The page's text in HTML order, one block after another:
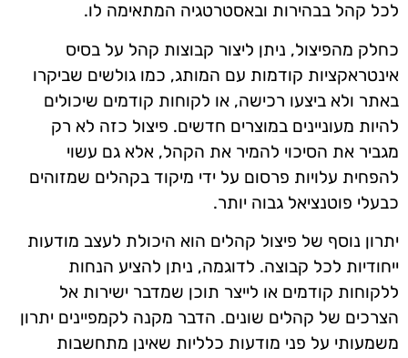
לכל קהל בבהירות ובאסטרטגיה המתאימה לו.
כחלק מהפיצול, ניתן ליצור קבוצות קהל על בסיס
אינטראקציות קודמות עם המותג, כמו גולשים שביקרו
באתר ולא ביצעו רכישה, או לקוחות קודמים שיכולים
להיות מעוניינים במוצרים חדשים. פיצול כזה לא רק
מגביר את הסיכוי להמיר את הקהל, אלא גם עשוי
להפחית עלויות פרסום על ידי מיקוד בקהלים שמזוהים
כבעלי פוטנציאל גבוה יותר.
יתרון נוסף של פיצול קהלים הוא היכולת לעצב מודעות
ייחודיות לכל קבוצה. לדוגמה, ניתן להציע הנחות
ללקוחות קודמים או לייצר תוכן שמדבר ישירות אל
הצרכים של קהלים שונים. הדבר מקנה לקמפיינים יתרון
משמעותי על פני מודעות כלליות שאינן מתחשבות